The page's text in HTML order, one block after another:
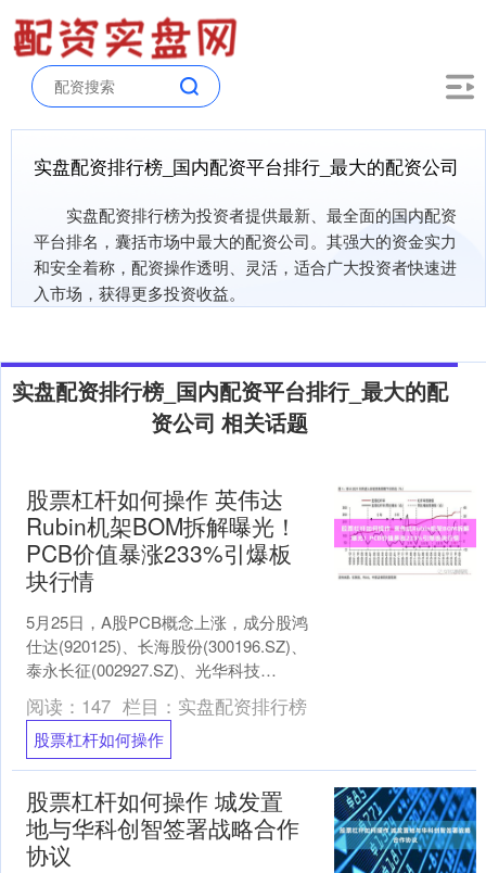
实盘配资排行榜_国内配资平台排行_最大的配资公司
实盘配资排行榜为投资者提供最新、最全面的国内配资
平台排名，囊括市场中最大的配资公司。其强大的资金实力
和安全着称，配资操作透明、灵活，适合广大投资者快速进
入市场，获得更多投资收益。
实盘配资排行榜_国内配资平台排行_最大的配
资公司 相关话题
股票杠杆如何操作 英伟达
Rubin机架BOM拆解曝光！
PCB价值暴涨233%引爆板
块行情
5月25日，A股PCB概念上涨，成分股鸿
仕达(920125)、长海股份(300196.SZ)、
泰永长征(002927.SZ)、光华科技
(002741.SZ)、博....
阅读： 147 栏目： 实盘配资排行榜
股票杠杆如何操作
股票杠杆如何操作 城发置
地与华科创智签署战略合作
协议